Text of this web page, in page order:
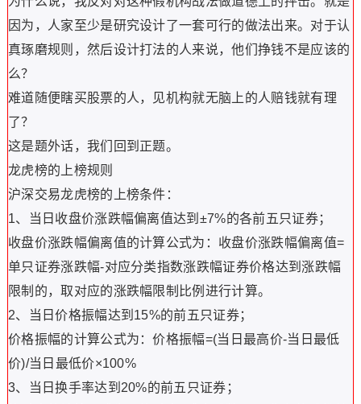
因为，人家至少是研究设计了一套可行的做法出来。对于认
真琢磨规则，然后设计打法的人来说，他们挣钱不是应该的
么？
难道随便瞎买股票的人，见机构就无脑上的人赔钱就有理
了？
这是题外话，我们回到正题。
龙虎榜的上榜规则
沪深交易龙虎榜的上榜条件：
1、当日收盘价涨跌幅偏离值达到±7%的各前五只证券；
收盘价涨跌幅偏离值的计算公式为：收盘价涨跌幅偏离值=
单只证券涨跌幅-对应分类指数涨跌幅证券价格达到涨跌幅
限制的，取对应的涨跌幅限制比例进行计算。
2、当日价格振幅达到15%的前五只证券；
价格振幅的计算公式为：价格振幅=(当日最高价-当日最低
价)/当日最低价×100%
3、当日换手率达到20%的前五只证券；